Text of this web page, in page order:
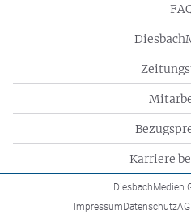
Karriere
DiesbachMedien
ImpressumDatenschutz